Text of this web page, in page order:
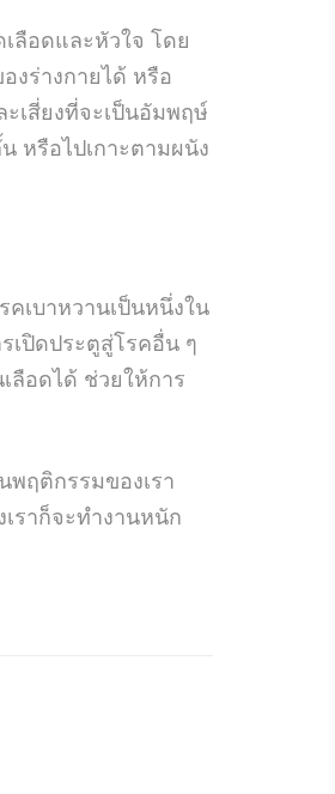
ลือดและหัวใจ โดย
งร่างกายได้ หรือ
เสี่ยงที่จะเป็นอัมพฤษ์
หรือไปเกาะตามผนัง
เบาหวานเป็นหนึ่งใน
เปิดประตูสู่โรคอื่น ๆ
ลือดได้ ช่วยให้การ
ฤติกรรมของเรา
ราก็จะทำงานหนัก